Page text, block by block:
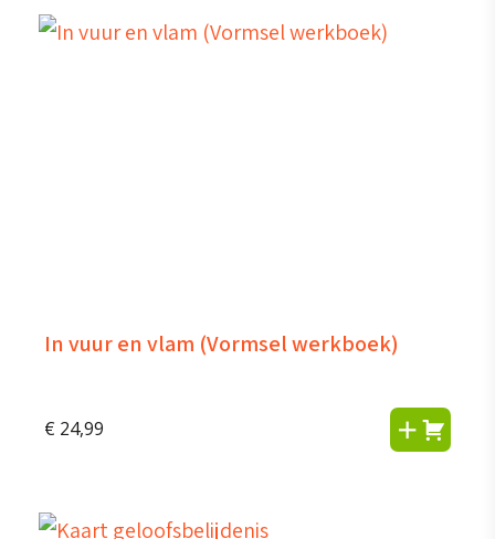
In vuur en vlam (Vormsel werkboek)
€ 24,99